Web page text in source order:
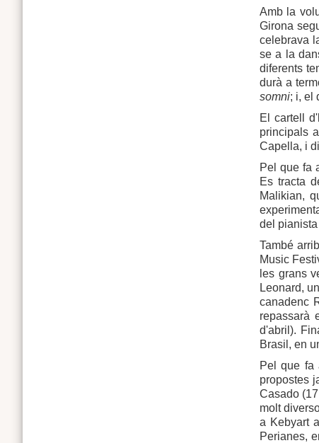
Amb la
Girona
celebrava
se a la
diferents
durà a
somni; i, el
El cartell
principals
Capella, i
Pel que fa
Es tracta
Malikian,
del
També
Music
les grans
Leonard,
canadenc
repassarà
d'abril).
Brasil, en
Pel que fa
propostes
Casado
molt
a Kebyart
Perianes,